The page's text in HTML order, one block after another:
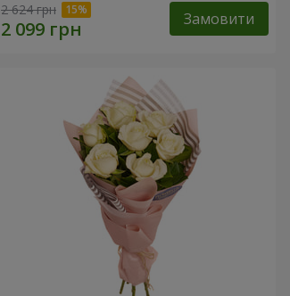
2 624 грн Замовити